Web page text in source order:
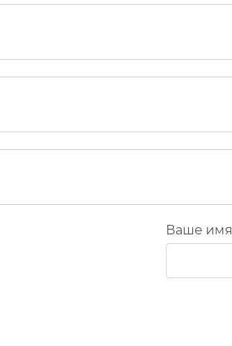
Ваше имя